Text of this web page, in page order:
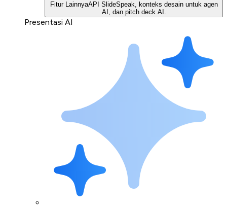
Fitur LainnyaAPI SlideSpeak, konteks desain untuk agen
AI, dan pitch deck AI.
Presentasi AI